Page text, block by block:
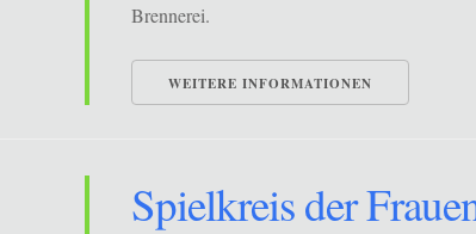
Brennerei.
WEITERE INFORMATIONEN
Spielkreis der